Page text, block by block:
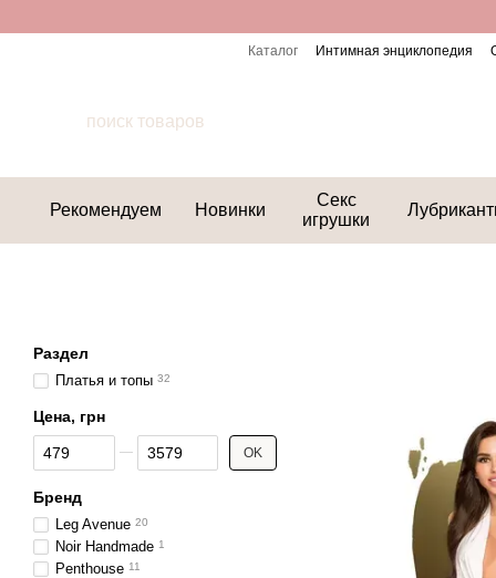
Каталог Интимная энциклопедия
Рекомендуем Новинки
Секс
игрушки
Раздел
Платья и топы 32
Цена, грн
От Цена, грн
До Цена, грн OK
Бренд
Leg Avenue 20
Noir Handmade 1
Penthouse 11